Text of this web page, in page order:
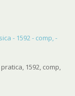
- 1592 - comp, -
1592, comp,